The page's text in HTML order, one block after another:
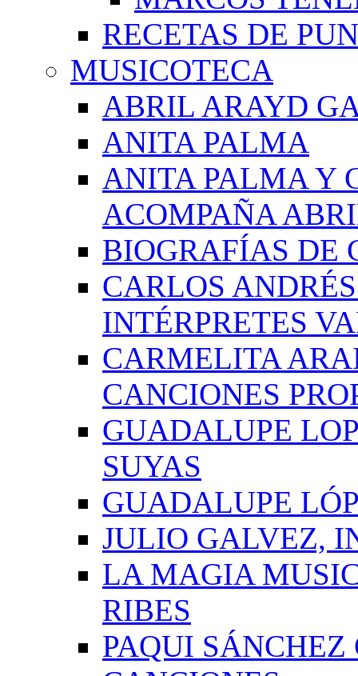
RECETAS DE
MUSICOTECA
ABRIL ARAYD
ANITA PALMA
ANITA PALMA Y
ACOMPAÑA
BIOGRAFÍAS DE
CARLOS
INTÉRPRETES
CARMELITA
CANCIONES
GUADALUPE
SUYAS
GUADALUPE
JULIO GALVEZ,
LA MAGIA
RIBES
PAQUI